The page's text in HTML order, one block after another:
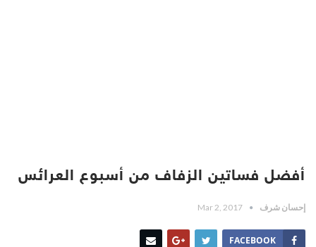
أفضل فساتين الزفاف من أسبوع العرائس
إحسان شرف Mar 2, 2017
FACEBOOK